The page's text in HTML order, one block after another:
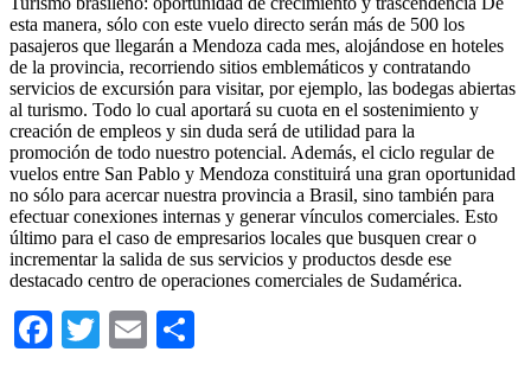
esta manera, sólo con este vuelo directo serán más de 500 los
pasajeros que llegarán a Mendoza cada mes, alojándose en hoteles
de la provincia, recorriendo sitios emblemáticos y contratando
servicios de excursión para visitar, por ejemplo, las bodegas abiertas
al turismo. Todo lo cual aportará su cuota en el sostenimiento y
creación de empleos y sin duda será de utilidad para la
promoción de todo nuestro potencial. Además, el ciclo regular de
vuelos entre San Pablo y Mendoza constituirá una gran oportunidad
no sólo para acercar nuestra provincia a Brasil, sino también para
efectuar conexiones internas y generar vínculos comerciales. Esto
último para el caso de empresarios locales que busquen crear o
incrementar la salida de sus servicios y productos desde ese
destacado centro de operaciones comerciales de Sudamérica.
Facebook
TwitterEmail